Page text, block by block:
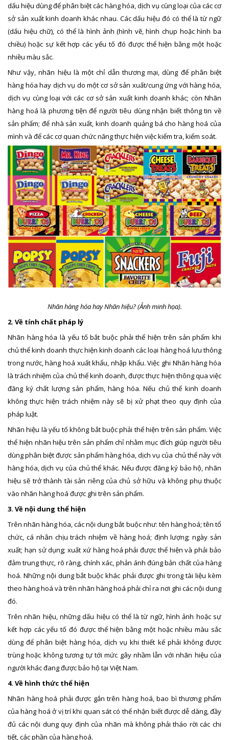
dấu hiệu dùng để phân biệt các hàng hóa, dịch vụ cùng loại của các cơ
sở sản xuất kinh doanh khác nhau. Các dấu hiệu đó có thể là từ ngữ
(dấu hiệu chữ), có thể là hình ảnh (hình vẽ, hình chụp hoặc hình ba
chiều) hoặc sự kết hợp các yếu tố đó được thể hiện bằng một hoặc
nhiều màu sắc.
Như vậy, nhãn hiệu là một chỉ dẫn thương mại, dùng để phân biệt
hàng hóa hay dịch vụ do một cơ sở sản xuất/cung ứng với hàng hóa,
dịch vụ cùng loại với các cơ sở sản xuất kinh doanh khác; còn Nhãn
hàng hoá là phương tiện để người tiêu dùng nhận biết thông tin về
sản phẩm; để nhà sản xuất, kinh doanh quảng bá cho hàng hoá của
mình và để các cơ quan chức năng thực hiện việc kiểm tra, kiểm soát.
Nhãn hàng hóa hay Nhãn hiệu? (Ảnh minh họa).
2. Về tính chất pháp lý
Nhãn hàng hóa là yếu tố bắt buộc phải thể hiện trên sản phẩm khi
chủ thể kinh doanh thực hiện kinh doanh các loại hàng hoá lưu thông
trong nước, hàng hoá xuất khẩu, nhập khẩu. Việc ghi Nhãn hàng hóa
là trách nhiệm của chủ thể kinh doanh, được thực hiện thông qua việc
đăng ký chất lượng sản phẩm, hàng hóa. Nếu chủ thể kinh doanh
không thực hiện trách nhiệm này sẽ bị xử phạt theo quy định của
pháp luật.
Nhãn hiệu là yếu tố không bắt buộc phải thể hiện trên sản phẩm. Việc
thể hiện nhãn hiệu trên sản phẩm chỉ nhằm mục đích giúp người tiêu
dùng phân biệt được sản phẩm hàng hóa, dịch vụ của chủ thể này với
hàng hóa, dịch vụ của chủ thể khác. Nếu được đăng ký bảo hộ, nhãn
hiệu sẽ trở thành tài sản riêng của chủ sở hữu và không phụ thuộc
vào nhãn hàng hoá được ghi trên sản phẩm.
3. Về nội dung thể hiện
Trên nhãn hàng hóa, các nội dung bắt buộc như: tên hàng hoá; tên tổ
chức, cá nhân chịu trách nhiệm về hàng hoá; định lượng; ngày sản
xuất; hạn sử dụng; xuất xứ hàng hoá phải được thể hiện và phải bảo
đảm trung thực, rõ ràng, chính xác, phản ánh đúng bản chất của hàng
hoá. Những nội dung bắt buộc khác phải được ghi trong tài liệu kèm
theo hàng hoá và trên nhãn hàng hoá phải chỉ ra nơi ghi các nội dung
đó.
Trên nhãn hiệu, những dấu hiệu có thể là từ ngữ, hình ảnh hoặc sự
kết hợp các yếu tố đó được thể hiện bằng một hoặc nhiều màu sắc
dùng để phân biệt hàng hóa, dịch vụ khi thiết kế phải không được
trùng hoặc không tương tự tới mức gây nhầm lẫn với nhãn hiệu của
người khác đang được bảo hộ tại Việt Nam.
4. Về hình thức thể hiện
Nhãn hàng hoá phải được gắn trên hàng hoá, bao bì thương phẩm
của hàng hoá ở vị trí khi quan sát có thể nhận biết được dễ dàng, đầy
đủ các nội dung quy định của nhãn mà không phải tháo rời các chi
tiết, các phần của hàng hoá.